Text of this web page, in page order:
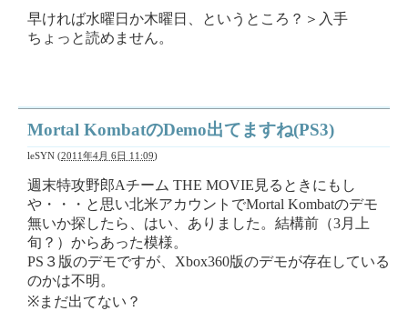
早ければ水曜日か木曜日、というところ？＞入手
ちょっと読めません。
Mortal KombatのDemo出てますね(PS3)
leSYN (2011年4月 6日 11:09)
週末特攻野郎Aチーム THE MOVIE見るときにもし
や・・・と思い北米アカウントでMortal Kombatのデモ
無いか探したら、はい、ありました。結構前（3月上
旬？）からあった模様。
PS３版のデモですが、Xbox360版のデモが存在している
のかは不明。
※まだ出てない？